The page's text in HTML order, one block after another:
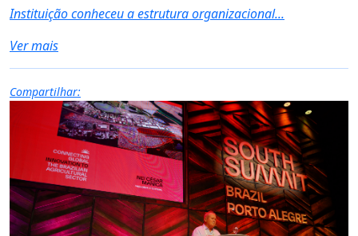
Instituição conheceu a estrutura organizacional...
Ver mais
Compartilhar: